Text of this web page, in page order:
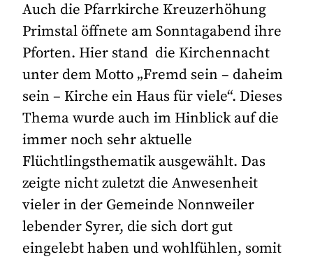
Auch die Pfarrkirche Kreuzerhöhung
Primstal öffnete am Sonntagabend ihre
Pforten. Hier stand die Kirchennacht
unter dem Motto „Fremd sein – daheim
sein – Kirche ein Haus für viele“. Dieses
Thema wurde auch im Hinblick auf die
immer noch sehr aktuelle
Flüchtlingsthematik ausgewählt. Das
zeigte nicht zuletzt die Anwesenheit
vieler in der Gemeinde Nonnweiler
lebender Syrer, die sich dort gut
eingelebt haben und wohlfühlen, somit